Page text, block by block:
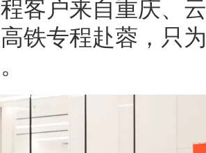
客户来自重庆、
铁专程赴蓉，只